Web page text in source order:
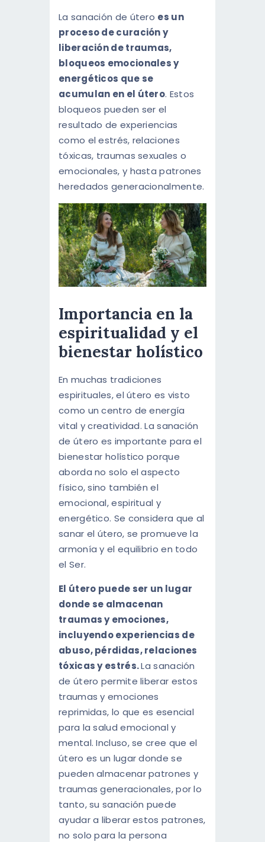
La sanación de útero es un
proceso de curación y
liberación de traumas,
bloqueos emocionales y
energéticos que se
acumulan en el útero. Estos
bloqueos pueden ser el
resultado de experiencias
como el estrés, relaciones
tóxicas, traumas sexuales o
emocionales, y hasta patrones
heredados generacionalmente.
Importancia en la
espiritualidad y el
bienestar holístico
En muchas tradiciones
espirituales, el útero es visto
como un centro de energía
vital y creatividad. La sanación
de útero es importante para el
bienestar holístico porque
aborda no solo el aspecto
físico, sino también el
emocional, espiritual y
energético. Se considera que al
sanar el útero, se promueve la
armonía y el equilibrio en todo
el Ser.
El útero puede ser un lugar
donde se almacenan
traumas y emociones,
incluyendo experiencias de
abuso, pérdidas, relaciones
tóxicas y estrés.La sanación
de útero permite liberar estos
traumas y emociones
reprimidas, lo que es esencial
para la salud emocional y
mental. Incluso, se cree que el
útero es un lugar donde se
pueden almacenar patrones y
traumas generacionales, por lo
tanto, su sanación puede
ayudar a liberar estos patrones,
no solo para la persona